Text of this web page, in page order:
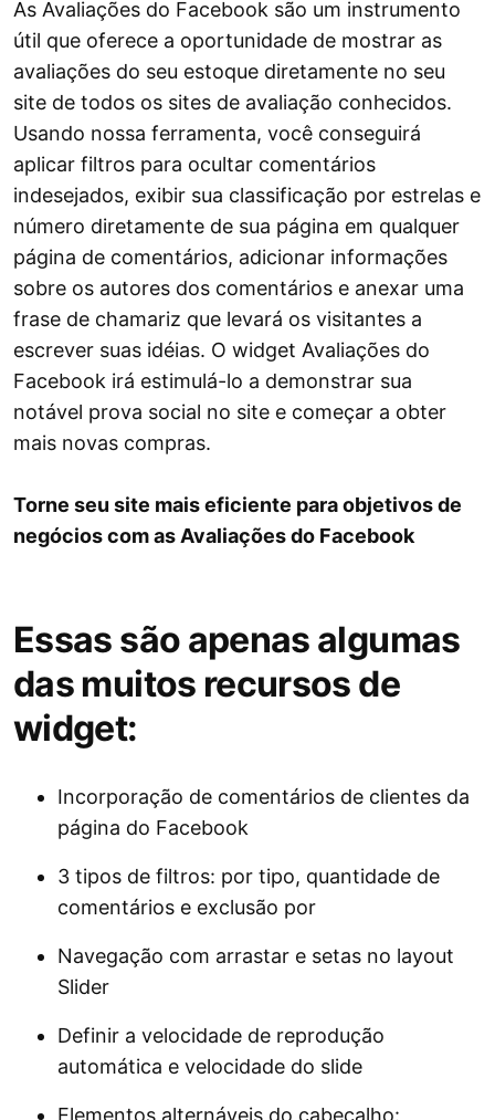
As Avaliações do Facebook são um instrumento
útil que oferece a oportunidade de mostrar as
avaliações do seu estoque diretamente no seu
site de todos os sites de avaliação conhecidos.
Usando nossa ferramenta, você conseguirá
aplicar filtros para ocultar comentários
indesejados, exibir sua classificação por estrelas e
número diretamente de sua página em qualquer
página de comentários, adicionar informações
sobre os autores dos comentários e anexar uma
frase de chamariz que levará os visitantes a
escrever suas idéias. O widget Avaliações do
Facebook irá estimulá-lo a demonstrar sua
notável prova social no site e começar a obter
mais novas compras.
Torne seu site mais eficiente para objetivos de
negócios com as Avaliações do Facebook
Essas são apenas algumas
das muitos recursos de
widget:
Incorporação de comentários de clientes da
página do Facebook
3 tipos de filtros: por tipo, quantidade de
comentários e exclusão por
Navegação com arrastar e setas no layout
Slider
Definir a velocidade de reprodução
automática e velocidade do slide